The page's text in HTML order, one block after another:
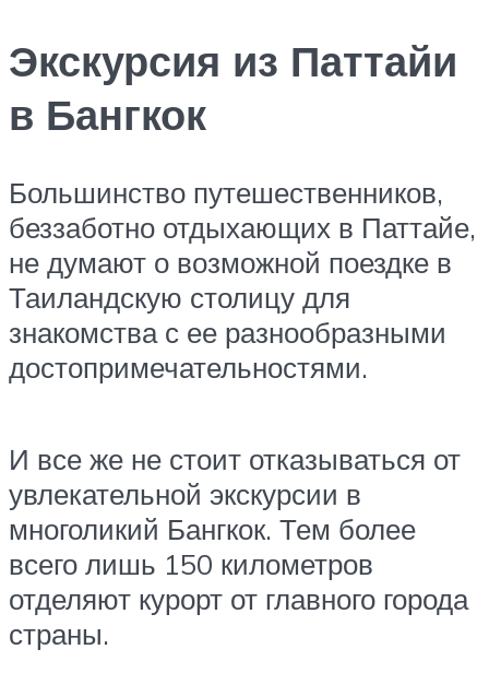
Экскурсия из Паттайи
в Бангкок
Большинство путешественников,
беззаботно отдыхающих в Паттайе,
не думают о возможной поездке в
Таиландскую столицу для
знакомства с ее разнообразными
достопримечательностями.
И все же не стоит отказываться от
увлекательной экскурсии в
многоликий Бангкок. Тем более
всего лишь 150 километров
отделяют курорт от главного города
страны.